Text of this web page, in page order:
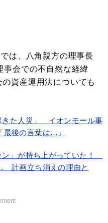
は、八角親方の理事長
事会での不自然な経緯
資産運用法についても
きた人災」 イオンモール事
後の言葉は…」
ン」が持ち上がっていた！
計画立ち消えの理由と